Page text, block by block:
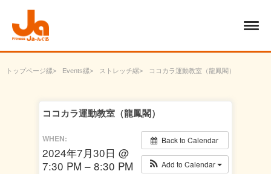
トップページ Events ストレッチ ココカラ運動教室（龍鳳閣）
ココカラ運動教室（龍鳳閣）
Back to Calendar
Add to Calendar
WHEN:
2024年7月30日 @
7:30 PM – 8:30 PM